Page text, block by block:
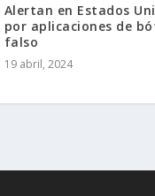
Alertan en Estados
por aplicaciones de
falso
19 abril, 2024